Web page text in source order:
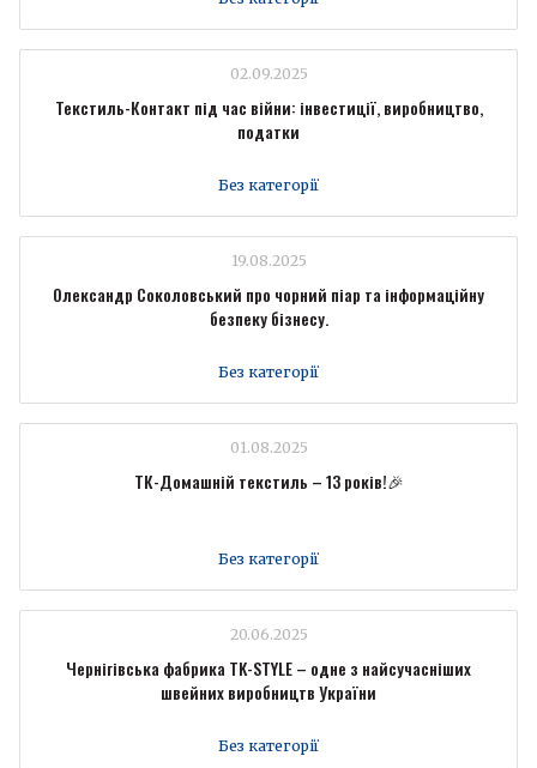
02.09.2025
Текстиль-Контакт під час війни: інвестиції, виробництво,
податки
Без категорії
19.08.2025
Олександр Соколовський про чорний піар та інформаційну
безпеку бізнесу.
Без категорії
01.08.2025
ТК-Домашній текстиль – 13 років!🎉
Без категорії
20.06.2025
Чернігівська фабрика TK-STYLE – одне з найсучасніших
швейних виробництв України
Без категорії